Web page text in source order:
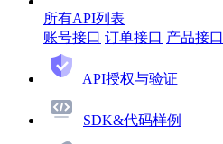
所有API列表
账号接口 订单接口 产品接口
API授权与验证
SDK&代码样例